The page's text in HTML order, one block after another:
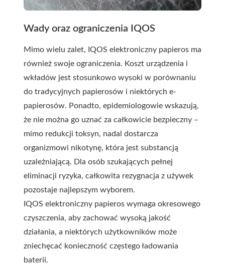
Wady oraz ograniczenia IQOS
Mimo wielu zalet, IQOS elektroniczny papieros ma
również swoje ograniczenia. Koszt urządzenia i
wkładów jest stosunkowo wysoki w porównaniu
do tradycyjnych papierosów i niektórych e-
papierosów. Ponadto, epidemiologowie wskazują,
że nie można go uznać za całkowicie bezpieczny –
mimo redukcji toksyn, nadal dostarcza
organizmowi nikotynę, która jest substancją
uzależniającą. Dla osób szukających pełnej
eliminacji ryzyka, całkowita rezygnacja z używek
pozostaje najlepszym wyborem.
IQOS elektroniczny papieros wymaga okresowego
czyszczenia, aby zachować wysoką jakość
działania, a niektórych użytkowników może
zniechęcać konieczność częstego ładowania
baterii.